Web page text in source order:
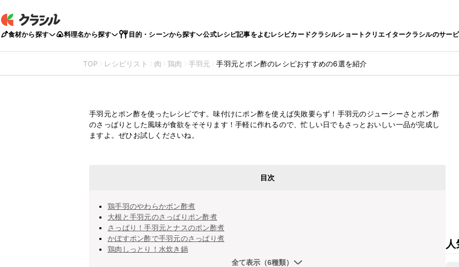
食材から探す 料理名から探す 目的・シーンから探す 公式レシピ記事をよむレシピカードクラシルショートクリエイタークラシルのサー
TOP レシピリスト 肉 鶏肉 手羽元 手羽元とポン酢のレシピおすすめの6選を紹介
手羽元とポン酢を使ったレシピです。味付けにポン酢を使えば失敗要らず！手羽元のジューシーさとポン酢
のさっぱりとした風味が食欲をそそります！手軽に作れるので、忙しい日でもさっとおいしい一品が完成し
ますよ。ぜひお試しくださいね。
目次
鶏手羽のやわらかポン酢煮
大根と手羽元のさっぱりポン酢煮
さっぱり！手羽元とナスのポン酢煮
かぼすポン酢で手羽元のさっぱり煮
鶏肉しっとり！水炊き鍋
全て表示（6種類）